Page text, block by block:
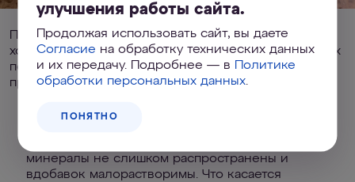
Помимо воды, из которой фтор действительно
хорошо усваивается, он в значительных количествах
поступает с пищей. Фтор есть во многих пищевых
продуктах — рыбе, мясе, крупах, орехах, чае.
минералы не слишком распространены и
вдобавок малорастворимы. Что касается
улучшения работы сайта.
Продолжая использовать сайт, вы даете
Согласие на обработку технических данных
и их передачу. Подробнее — в Политике
обработки персональных данных
ПОНЯТНО